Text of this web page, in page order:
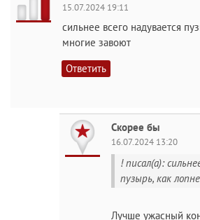
15.07.2024 19:11
сильнее всего надувается
многие завоют
Ответить
Скорее бы
16.07.2024 13:20
! писал(а):
пузырь, как
Лучше ужасный